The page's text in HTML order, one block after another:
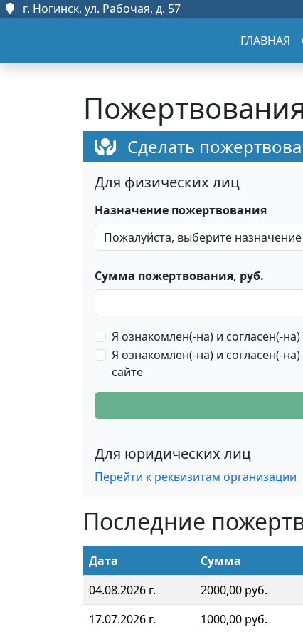
г. Ногинск, ул. Рабочая, д. 57
ГЛАВНАЯ
Пожертвования
Сделать
Для физических лиц
Назначение пожертвования
Сумма пожертвования, руб.
Я ознакомлен(-на) и согласен(-на)
Я ознакомлен(-на) и согласен(-на)
сайте
Для юридических лиц
Перейти к реквизитам организации
Последние
Дата Сумма
04.08.2026 г.
2000,00 руб.
17.07.2026 г.
1000,00 руб.